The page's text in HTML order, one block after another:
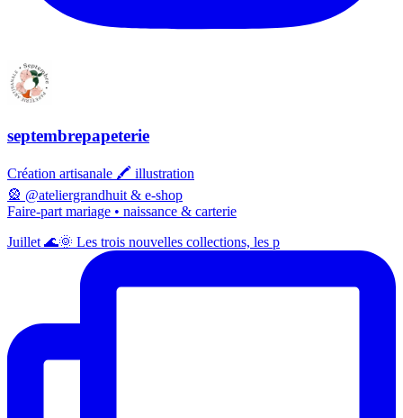
septembrepapeterie
Création artisanale 🖍️ illustration
🎡 @ateliergrandhuit & e-shop
Faire-part mariage • naissance & carterie
Juillet 🌊🌞 Les trois nouvelles collections, les p